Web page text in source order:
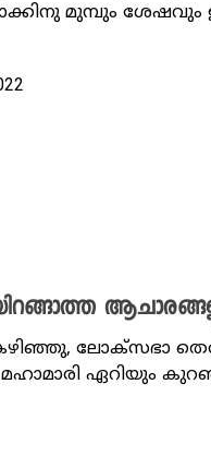
മുമ്പും
ലോക്‌സഭാ
ഏറിയും